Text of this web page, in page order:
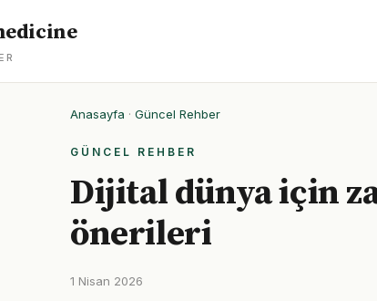
Anasayfa · Güncel Rehber
GÜNCEL REHBER
Dijital dünya için
önerileri
1 Nisan 2026